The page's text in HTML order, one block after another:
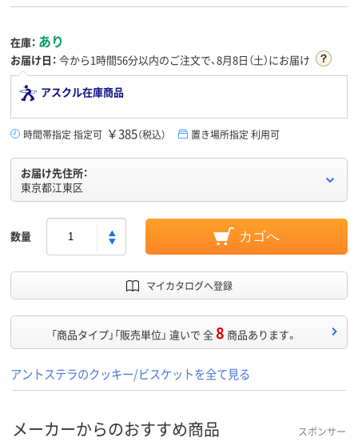
在庫： あり
お届け日： 今から1時間56分以内のご注文で、8月8日（土）にお届け
アスクル在庫商品
時間帯指定 指定可 ￥385（税込） 置き場所指定 利用可
お届け先住所：
東京都江東区
数量 カゴへ
マイカタログへ登録
「商品タイプ」「販売単位」 違いで 全8 商品あります。
アントステラのクッキー/ビスケットを全て見る
メーカーからのおすすめ商品 スポンサー